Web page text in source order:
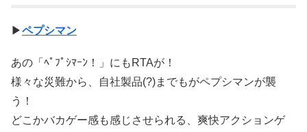
▶ペプシマン
あの「ﾍﾟﾌﾟｼﾏｰﾝ！」にもRTAが！
様々な災難から、自社製品(?)までもがペプシマンが襲
う！
どこかバカゲー感も感じさせられる、爽快アクションゲ